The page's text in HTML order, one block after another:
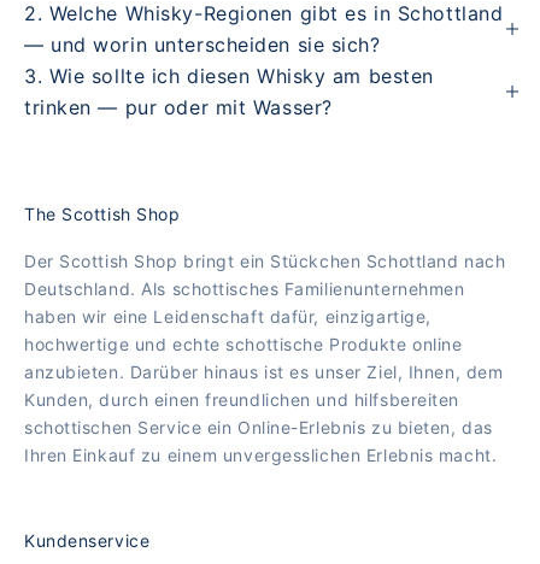
2. Welche Whisky-Regionen gibt es in Schottland
— und worin unterscheiden sie sich?
3. Wie sollte ich diesen Whisky am besten
trinken — pur oder mit Wasser?
The Scottish Shop
Der Scottish Shop bringt ein Stückchen Schottland nach
Deutschland. Als schottisches Familienunternehmen
haben wir eine Leidenschaft dafür, einzigartige,
hochwertige und echte schottische Produkte online
anzubieten. Darüber hinaus ist es unser Ziel, Ihnen, dem
Kunden, durch einen freundlichen und hilfsbereiten
schottischen Service ein Online-Erlebnis zu bieten, das
Ihren Einkauf zu einem unvergesslichen Erlebnis macht.
Kundenservice